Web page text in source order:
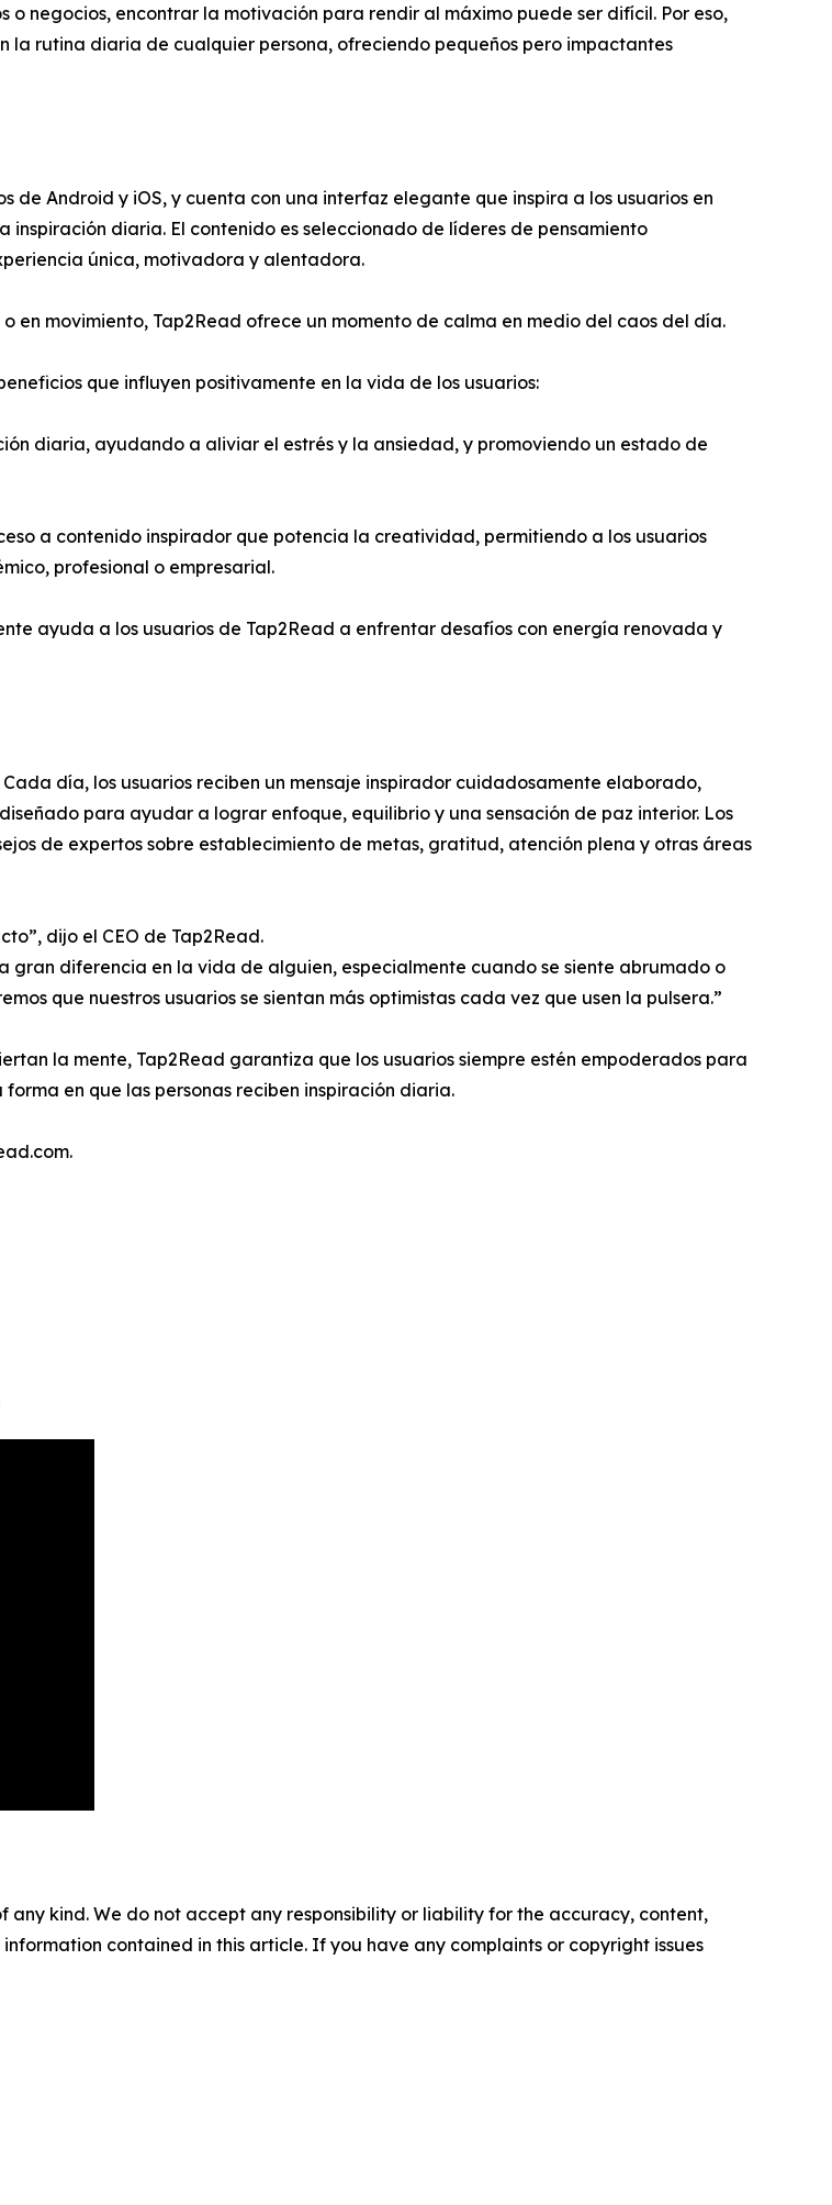
o negocios, encontrar la motivación para rendir al máximo puede ser difícil. Por eso,
la rutina diaria de cualquier persona, ofreciendo pequeños pero impactantes
de Android y iOS, y cuenta con una interfaz elegante que inspira a los usuarios en
diaria. El contenido es seleccionado de líderes de pensamiento
única, motivadora y alentadora.
movimiento, Tap2Read ofrece un momento de calma en medio del caos del día.
que influyen positivamente en la vida de los usuarios:
diaria, ayudando a aliviar el estrés y la ansiedad, y promoviendo un estado de
a contenido inspirador que potencia la creatividad, permitiendo a los usuarios
profesional o empresarial.
ayuda a los usuarios de Tap2Read a enfrentar desafíos con energía renovada y
día, los usuarios reciben un mensaje inspirador cuidadosamente elaborado,
para ayudar a lograr enfoque, equilibrio y una sensación de paz interior. Los
de expertos sobre establecimiento de metas, gratitud, atención plena y otras áreas
dijo el CEO de Tap2Read.
diferencia en la vida de alguien, especialmente cuando se siente abrumado o
que nuestros usuarios se sientan más optimistas cada vez que usen la pulsera.”
la mente, Tap2Read garantiza que los usuarios siempre estén empoderados para
en que las personas reciben inspiración diaria.
any kind. We do not accept any responsibility or liability for the accuracy, content,
contained in this article. If you have any complaints or copyright issues